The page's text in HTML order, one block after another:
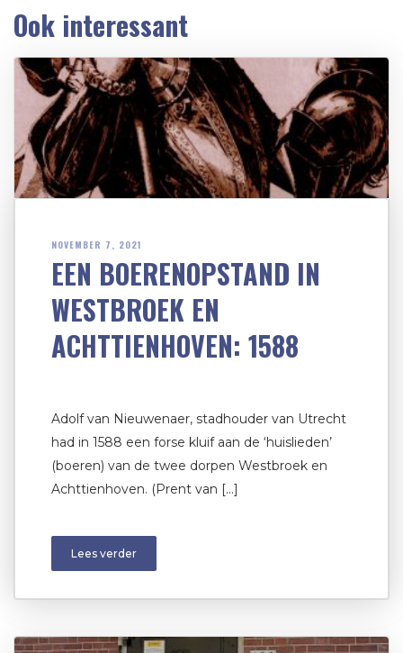
Ook interessant
NOVEMBER 7, 2021
EEN BOERENOPSTAND IN
WESTBROEK EN
ACHTTIENHOVEN: 1588
Adolf van Nieuwenaer, stadhouder van Utrecht
had in 1588 een forse kluif aan de ‘huislieden’
(boeren) van de twee dorpen Westbroek en
Achttienhoven. (Prent van […]
Lees verder